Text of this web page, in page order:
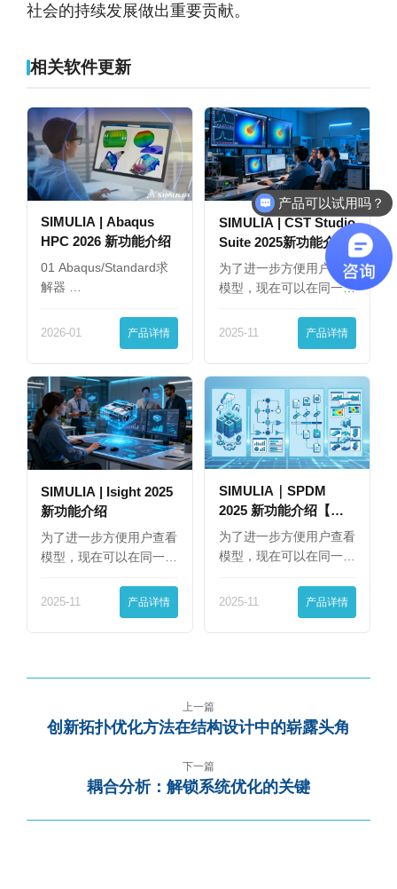
社会的持续发展做出重要贡献。
相关软件更新
SIMULIA | Abaqus
HPC 2026 新功能介绍
01 Abaqus/Standard求
解器 …
2026-01 产品详情
SIMULIA | CST Studio
Suite 2025新功能介绍
为了进一步方便用户查看
模型，现在可以在同一
2025-11 产品详情
SIMULIA | Isight 2025
新功能介绍
为了进一步方便用户查看
模型，现在可以在同一
2025-11 产品详情
SIMULIA｜SPDM
2025 新功能介绍【下
篇】
为了进一步方便用户查看
模型，现在可以在同一
2025-11 产品详情
上一篇
创新拓扑优化方法在结构设计中的崭露头角
下一篇
耦合分析：解锁系统优化的关键
产品可以试用吗？